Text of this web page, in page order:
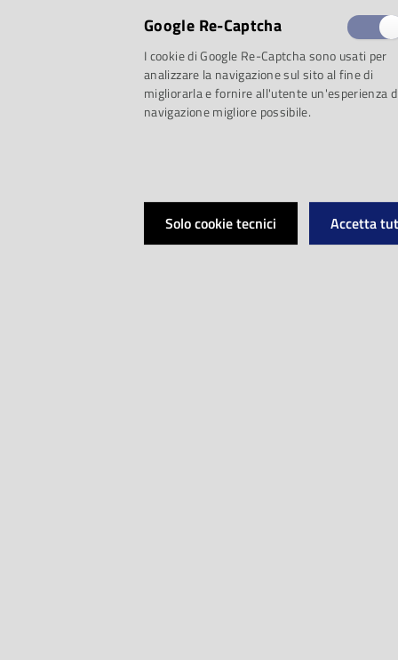
ultimi 30 anni, su
Google Re-Captcha
I cookie di Google Re-Captcha sono usati per
analizzare la navigazione sul sito al fine di
migliorarla e fornire all'utente un'esperienza
navigazione migliore possibile.
Solo cookie tecnici Accetta